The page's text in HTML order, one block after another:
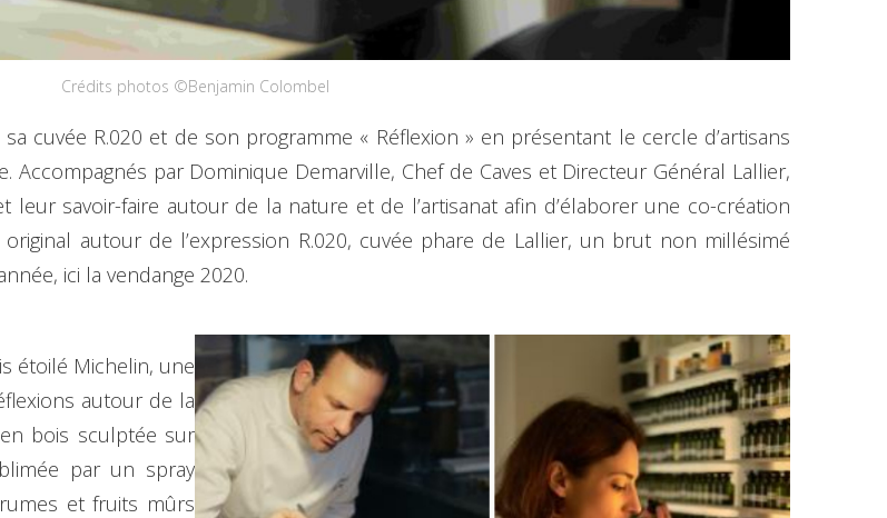
Crédits photos ©Benjamin Colombel
cuvée R.020 et de son programme « Réflexion » en présentant le cercle d’artisans
Accompagnés par Dominique Demarville, Chef de Caves et Directeur Général Lallier,
leur savoir-faire autour de la nature et de l’artisanat afin d’élaborer une co-création
autour de l’expression R.020, cuvée phare de Lallier, un brut non millésimé
ici la vendange 2020.
étoilé Michelin, une
autour de la
bois sculptée sur
par un spray
et fruits mûrs